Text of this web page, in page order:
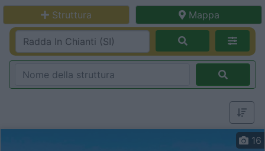
Struttura Mappa
16